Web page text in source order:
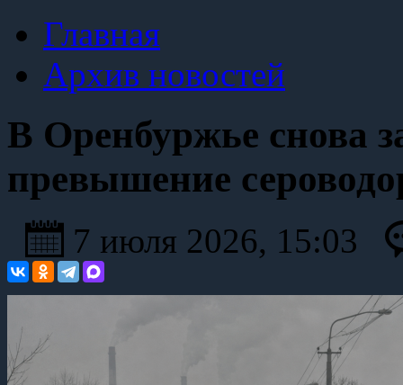
Главная
Архив новостей
В Оренбуржье снова
превышение
7 июля 2026, 15:03